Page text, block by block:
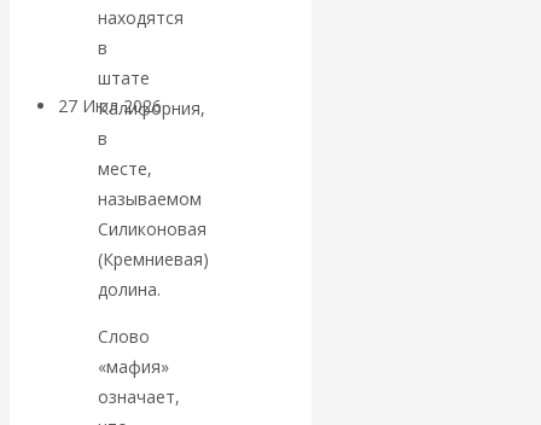
вчера и сегодня
27 Июл 2026Мировая
валютная система
Валентин
КАтасонов.
«МЕТОД
ОТМЫВАНИЯ
находятся
в
штате
Калифорния,
в
месте,
называемом
Силиконовая
(Кремниевая)
долина.
Слово
«мафия»
означает,